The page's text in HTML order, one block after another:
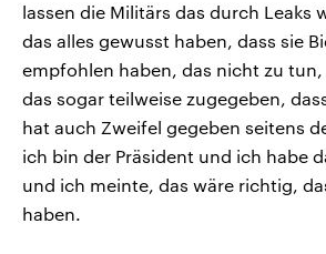
lassen die Militärs das durch Leaks
das alles gewusst haben, dass sie
empfohlen haben, das nicht zu
das sogar teilweise zugegeben,
hat auch Zweifel gegeben seitens
ich bin der Präsident und ich habe
und ich meinte, das wäre richtig,
haben.